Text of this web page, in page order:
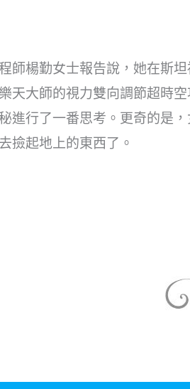
師楊勤女士報告說，她在斯
天大師的視力雙向調節超時
進行了一番思考。更奇的是
撿起地上的東西了。